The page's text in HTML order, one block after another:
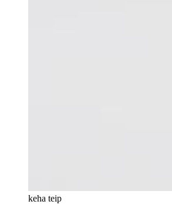
keha teip